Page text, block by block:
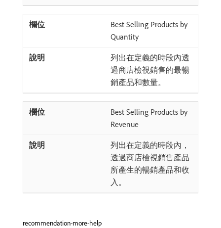
Best Selling Products by
Quantity
列出在定義的時段內透
過商店檢視銷售的最暢
銷產品和數量。
Best Selling Products by
Revenue
列出在定義的時段內，
透過商店檢視銷售產品
所產生的暢銷產品和收
入。
recommendation-more-help